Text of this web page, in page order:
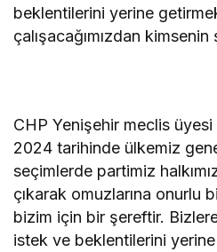
beklentilerini yerine
çalışacağımızdan
CHP Yenişehir meclis üyesi
2024 tarihinde ülkemiz
seçimlerde partimiz
çıkarak omuzlarına onurlu
bizim için bir şereftir. Bizlere
istek ve beklentilerini